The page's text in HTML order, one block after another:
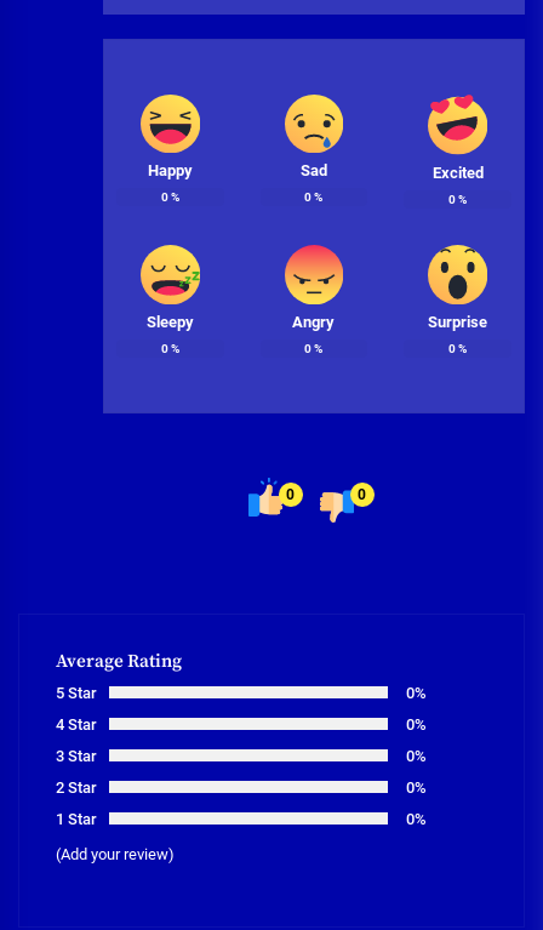
Happy
0%
Sad
0%
Excited
0%
Sleepy
0%
Angry
0%
Surprise
0%
0 0
Average Rating
5 Star
0%
4 Star
0%
3 Star
0%
2 Star
0%
1 Star
0%
(Add your review)